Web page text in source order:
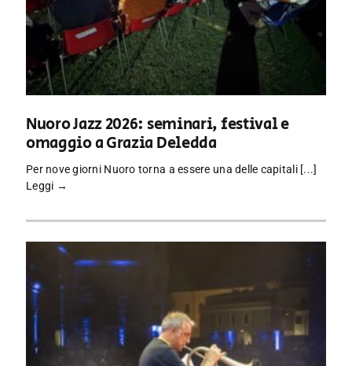
Nuoro Jazz 2026: seminari, festival e
omaggio a Grazia Deledda
Per nove giorni Nuoro torna a essere una delle capitali [...]
Leggi →